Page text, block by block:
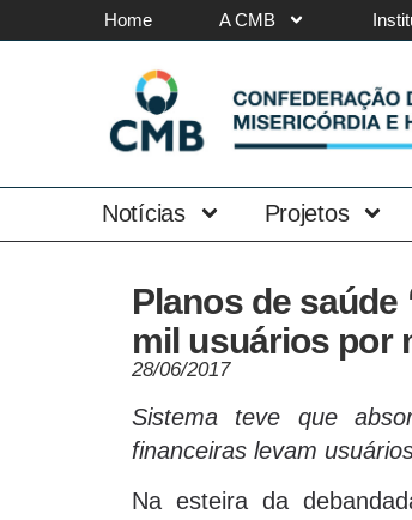
Home A CMB
Notícias Projetos
Planos de saúde
mil usuários por
28/06/2017
Sistema teve que
financeiras levam
Na esteira da